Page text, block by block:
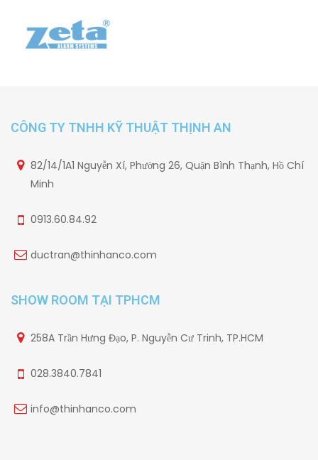
CÔNG TY TNHH KỸ THUẬT THỊNH AN
82/14/1A1 Nguyễn Xí, Phường 26, Quận Bình Thạnh, Hồ Chí
Minh
0913.60.84.92
ductran@thinhanco.com
SHOW ROOM TẠI TPHCM
258A Trần Hưng Đạo, P. Nguyễn Cư Trinh, TP.HCM
028.3840.7841
info@thinhanco.com